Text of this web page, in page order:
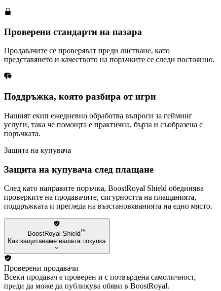
Проверени стандарти на пазара
Продавачите се проверяват преди листване, като
представянето и качеството на поръчките се следи постоянно.
Поддръжка, която разбира от игри
Нашият екип ежедневно обработва въпроси за гейминг
услуги, така че помощта е практична, бърза и съобразена с
поръчката.
Защита на купувача
Защита на купувача след плащане
След като направите поръчка, BoostRoyal Shield обединява
проверките на продавачите, сигурността на плащанията,
поддръжката и прегледа на възстановяванията на едно място.
BoostRoyal Shield™
Как защитаваме вашата покупка
Проверени продавачи
Всеки продавач е проверен и с потвърдена самоличност,
преди да може да публикува обяви в BoostRoyal.